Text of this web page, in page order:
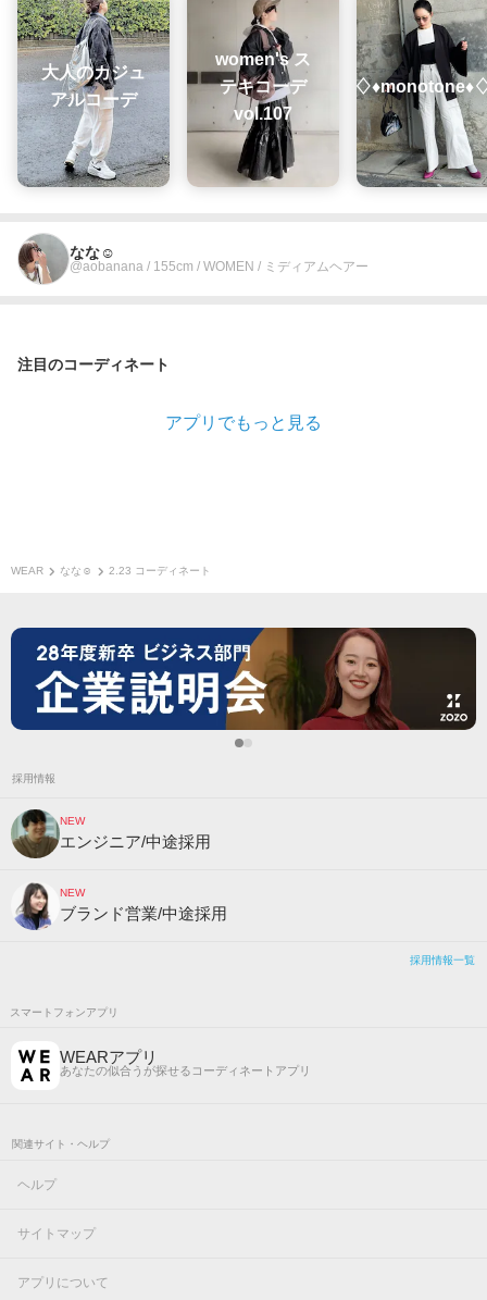
大人のカジュ
アルコーデ
women's ス
テキコーデ
vol.107
なな☺︎
@aobanana / 155cm / WOMEN / ミディアムヘアー
注目のコーディネート
アプリでもっと見る
WEAR なな☺︎ 2.23 コーディネート
採用情報
NEW
エンジニア/中途採用
NEW
ブランド営業/中途採用
採用情報一覧
スマートフォンアプリ
WEARアプリ
あなたの似合うが探せるコーディネートアプリ
関連サイト・ヘルプ
ヘルプ
サイトマップ
アプリについて